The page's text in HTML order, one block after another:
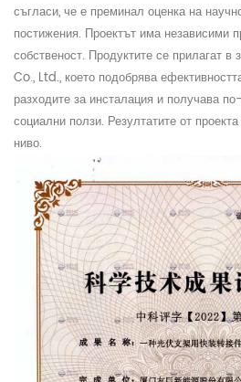
съгласи, че е преминал оценка на
постижения. Проектът има независими
собственост. Продуктите се прилагат
Co., Ltd., което подобрява
разходите за инсталация и получава
социални ползи. Резултатите от
ниво.